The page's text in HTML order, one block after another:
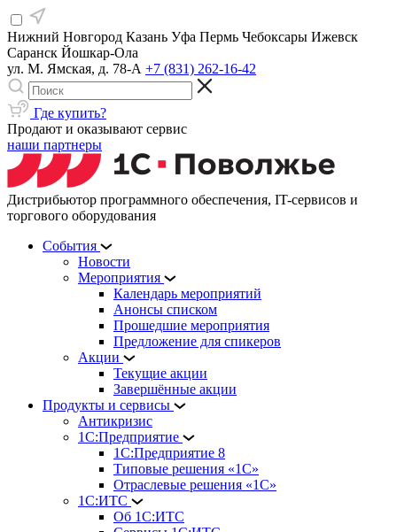
Нижний Новгород Казань Уфа Пермь Чебоксары Ижевск
Саранск Йошкар-Ола
ул. М. Ямская, д. 78-А +7 (831) 262-16-42
Где купить?
Продают и оказывают сервис
наши партнеры
Дистрибьютор программного обеспечения, IT-сервисов и
торгового оборудования
События
Новости
Мероприятия
Календарь мероприятий
Анонсы списком
Прошедшие мероприятия
Предложение для спикеров
Акции
Текущие акции
Завершённые акции
Продукты и сервисы
Антикризис
1С:Предприятие
1С:Предприятие 8
Типовые решения «1С»
Отраслевые решения «1С»
1С:ИТС
Об 1С:ИТС